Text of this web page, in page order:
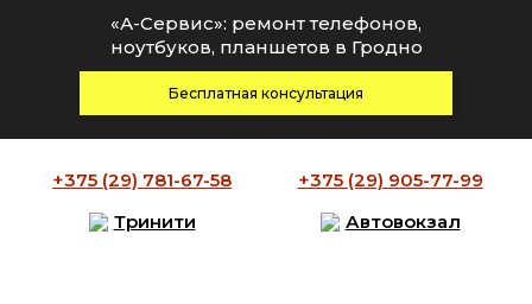
+375 (29) 781-67-58 +375 (29) 905-77-99
Тринити
Автовокзал
«А-Сервис»: ремонт телефонов,
ноутбуков, планшетов в Гродно
Бесплатная консультация